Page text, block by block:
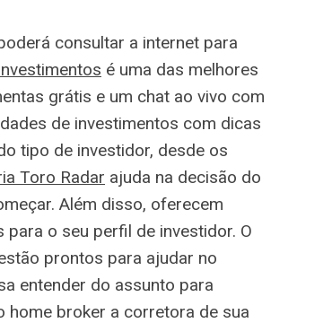
consultar a internet para
é uma das melhores
grátis e um chat ao vivo com
de investimentos com dicas
tipo de investidor, desde os
Toro Radar ajuda na decisão do
Além disso, oferecem
o seu perfil de investidor. O
prontos para ajudar no
entender do assunto para
home broker a corretora de sua